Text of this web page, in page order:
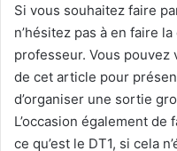
Si vous souhaitez faire
n’hésitez pas à en faire
professeur. Vous
de cet article pour
d’organiser une sortie
L’occasion également
ce qu’est le DT1, si cela